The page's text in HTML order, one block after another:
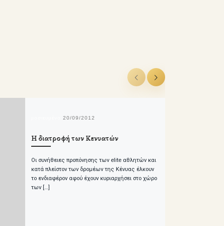
20/09/2012
Η διατροφή των Κενυατών
Οι συνήθειες προπόνησης των elite αθλητών και
κατά πλείστον των δρομέων της Κένυας έλκουν
το ενδιαφέρον αφού έχουν κυριαρχήσει στο χώρο
των […]